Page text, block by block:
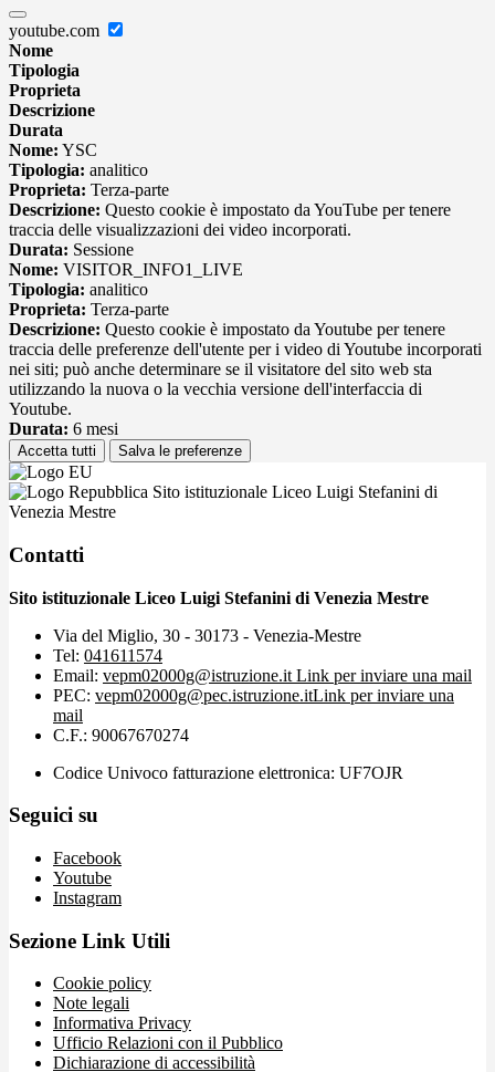
youtube.com
Nome
Tipologia
Proprieta
Descrizione
Durata
Nome: YSC
Tipologia: analitico
Proprieta: Terza-parte
Descrizione: Questo cookie è impostato da YouTube per tenere
traccia delle visualizzazioni dei video incorporati.
Durata: Sessione
Nome: VISITOR_INFO1_LIVE
Tipologia: analitico
Proprieta: Terza-parte
Descrizione: Questo cookie è impostato da Youtube per tenere
traccia delle preferenze dell'utente per i video di Youtube incorporati
nei siti; può anche determinare se il visitatore del sito web sta
utilizzando la nuova o la vecchia versione dell'interfaccia di
Youtube.
Durata: 6 mesi
Accetta tutti Salva le preferenze
Sito istituzionale Liceo Luigi Stefanini di
Venezia Mestre
Contatti
Sito istituzionale Liceo Luigi Stefanini di Venezia Mestre
Via del Miglio, 30 - 30173 - Venezia-Mestre
Tel: 041611574
Email: vepm02000g@istruzione.it Link per inviare una mail
PEC: vepm02000g@pec.istruzione.itLink per inviare una
mail
C.F.: 90067670274
Codice Univoco fatturazione elettronica: UF7OJR
Seguici su
Facebook
Youtube
Instagram
Sezione Link Utili
Cookie policy
Note legali
Informativa Privacy
Ufficio Relazioni con il Pubblico
Dichiarazione di accessibilità